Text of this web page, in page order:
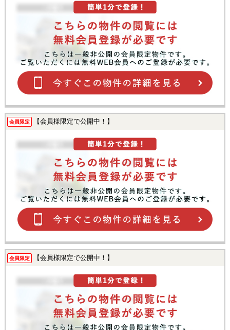
会員限定 【会員様限定で公開中！】
会員限定 【会員様限定で公開中！】